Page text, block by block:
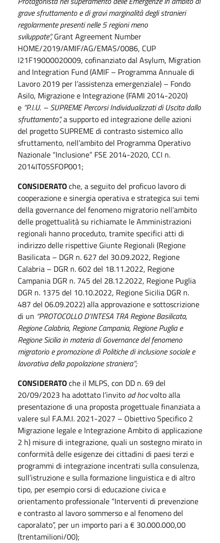
grave sfruttamento e di gravi marginalità degli stranieri
regolarmente presenti nelle 5 regioni meno
sviluppate”,Grant Agreement Number
HOME/2019/AMIF/AG/EMAS/0086, CUP
I21F19000020009, cofinanziato dal Asylum, Migration
and Integration Fund (AMIF – Programma Annuale di
Lavoro 2019 per l’assistenza emergenziale) – Fondo
Asilo, Migrazione e Integrazione (FAMI 2014-2020)
e “P.I.U. – SUPREME Percorsi Individualizzati di Uscita dallo
sfruttamento”,a supporto ed integrazione delle azioni
del progetto SUPREME di contrasto sistemico allo
sfruttamento, nell’ambito del Programma Operativo
Nazionale “Inclusione” FSE 2014-2020, CCI n.
2014IT05SFOP001;
CONSIDERATOche, a seguito del proficuo lavoro di
cooperazione e sinergia operativa e strategica sui temi
della governance del fenomeno migratorio nell’ambito
delle progettualità su richiamate le Amministrazioni
regionali hanno proceduto, tramite specifici atti di
indirizzo delle rispettive Giunte Regionali (Regione
Basilicata – DGR n. 627 del 30.09.2022, Regione
Calabria – DGR n. 602 del 18.11.2022, Regione
Campania DGR n. 745 del 28.12.2022, Regione Puglia
DGR n. 1375 del 10.10.2022, Regione Sicilia DGR n.
487 del 06.09.2022) alla approvazione e sottoscrizione
di un “PROTOCOLLO D’INTESA TRA Regione Basilicata,
Regione Calabria, Regione Campania, Regione Puglia e
Regione Sicilia in materia di Governance del fenomeno
migratorio e promozione di Politiche di inclusione sociale e
lavorativa della popolazione straniera”;
CONSIDERATOche il MLPS, con DD n. 69 del
20/09/2023 ha adottato l’invito ad hocvolto alla
presentazione di una proposta progettuale finanziata a
valere sul F.A.M.I. 2021-2027 – Obiettivo Specifico 2
Migrazione legale e Integrazione Ambito di applicazione
2 h) misure di integrazione, quali un sostegno mirato in
conformità delle esigenze dei cittadini di paesi terzi e
programmi di integrazione incentrati sulla consulenza,
sull’istruzione e sulla formazione linguistica e di altro
tipo, per esempio corsi di educazione civica e
orientamento professionale “Interventi di prevenzione
e contrasto al lavoro sommerso e al fenomeno del
caporalato”, per un importo pari a € 30.000.000,00
(trentamilioni/00);